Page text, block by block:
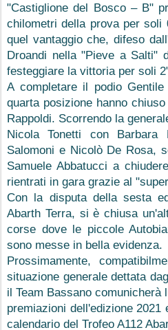
"Castiglione del Bosco – B"
chilometri della prova per soli
quel vantaggio che, difeso
Droandi nella "Pieve a Salti"
festeggiare la vittoria per soli
A completare il podio
quarta posizione hanno
Rappoldi. Scorrendo la
Nicola Tonetti con Barbara
Salomoni e Nicolò De Rosa,
Samuele Abbatucci a
rientrati in gara grazie al
Con la disputa della sesta
Abarth Terra, si è chiusa
corse dove le piccole
sono messe in bella evidenza.
Prossimamente,
situazione generale dettata
il Team Bassano
premiazioni dell'edizione 2021
calendario del Trofeo A112